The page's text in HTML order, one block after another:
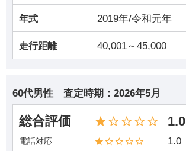
年式 2019年/令和元年
走行距離 40,001～45,000
60代男性 査定時期： 2026年5月
総合評価 1.0
電話対応 1.0